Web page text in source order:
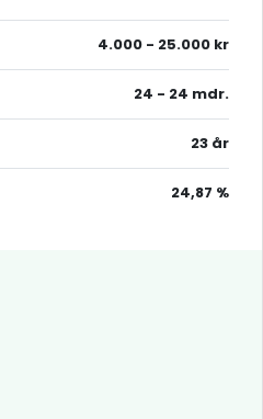
4.000 - 25.000 kr
24 - 24 mdr.
23 år
24,87 %